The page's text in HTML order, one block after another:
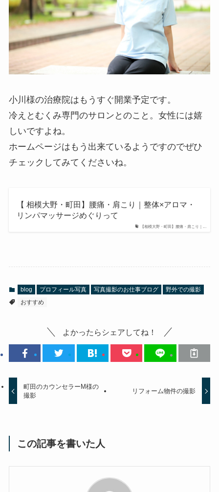
小川様の治療院はもうすぐ開業予定です。
冷えとむくみ専門のサロンとのこと。女性には嬉
しいですよね。
ホームページはもう出来ているようですのでぜひ
チェックしてみてくださいね。
【相模大野・町田】腰痛・肩こり｜...
【 相模大野・町田】腰痛・肩こり｜整体×アロマ・
リンパマッサージめぐりって
blog プロフィール写真 写真撮影のお仕事ブログ
野外での撮影
おすすめ
よかったらシェアしてね！
町田のカウンセラーM様の
撮影
リフォーム物件の撮影
この記事を書いた人